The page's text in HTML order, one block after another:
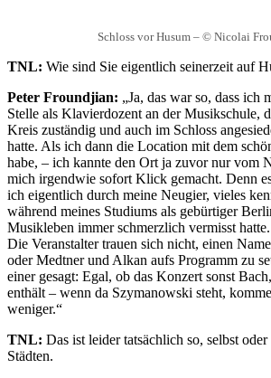
Schloss vor Husum – © Nicolai
TNL: Wie sind Sie eigentlich seinerzeit auf
Peter Froundjian: „Ja, das war so, dass ich
Stelle als Klavierdozent an der Musikschule,
Kreis zuständig und auch im Schloss
hatte. Als ich dann die Location mit dem
habe, – ich kannte den Ort ja zuvor nur vom
mich irgendwie sofort Klick gemacht. Denn
ich eigentlich durch meine Neugier, vieles
während meines Studiums als gebürtiger
Musikleben immer schmerzlich vermisst hatte.
Die Veranstalter trauen sich nicht, einen
oder Medtner und Alkan aufs Programm zu
einer gesagt: Egal, ob das Konzert sonst
enthält – wenn da Szymanowski steht,
weniger.“
TNL: Das ist leider tatsächlich so, selbst
Städten.